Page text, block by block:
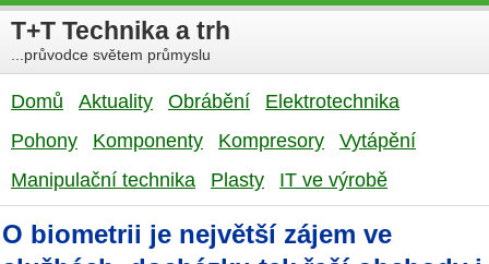
T+T Technika a trh
...průvodce světem průmyslu
Domů Aktuality Obrábění
Elektrotechnika
Pohony
Komponenty Kompresory
Vytápění
Manipulační technika
Plasty IT ve výrobě
O biometrii je největší zájem ve